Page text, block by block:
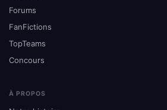
Forums
FanFictions
TopTeams
Concours
À PROPOS